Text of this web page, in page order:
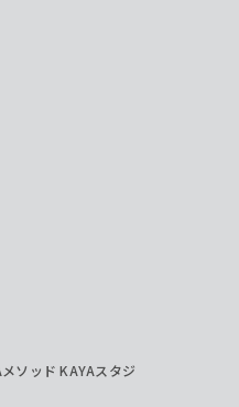
ソッド KAYAスタジ